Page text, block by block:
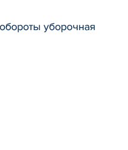
уборочная